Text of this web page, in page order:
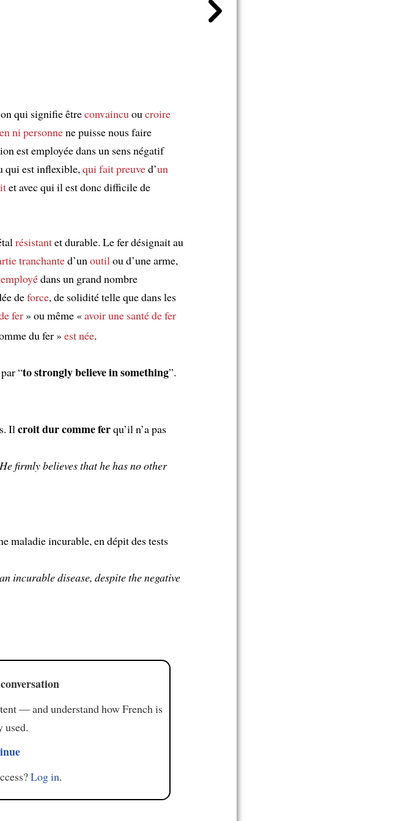
qui signifie êtreconvaincu ou croire
ni personnene puisse nous faire
est employée dans un sens négatif
qui est inflexible, qui fait preuved’un
et avec qui il est donc difficile de
résistantet durable. Le fer désignait au
tranchanted’un outil ou d’une arme,
employédans un grand nombre
deforce, de solidité telle que dans les
fer» ou même «avoir une santé de fer
du fer » est née.
“to strongly believe in something”.
Il croit dur comme ferqu’il n’a pas
firmly believes that he has no other
maladie incurable, en dépit des tests
incurable disease, despite the negative
— and understand how French is
used.
Log in.